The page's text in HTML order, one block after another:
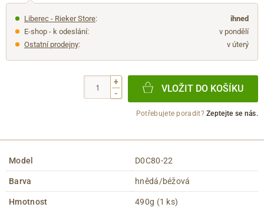
Liberec - Rieker Store:
ihned
E-shop - k odeslání:
v pondělí
Ostatní prodejny: v úterý
+
-
VLOŽIT DO KOŠÍKU
Potřebujete poradit?Zeptejte se nás.
Model D0C80-22
Barva hnědá/béžová
Hmotnost 490g (1 ks)